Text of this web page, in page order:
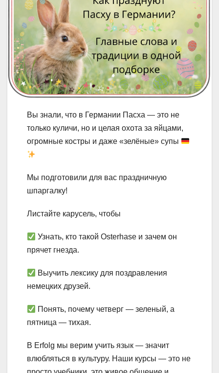
Вы знали, что в Германии Пасха — это не
только куличи, но и целая охота за яйцами,
огромные костры и даже «зелёные» супы
Мы подготовили для вас праздничную
шпаргалку!
Листайте карусель, чтобы
Узнать, кто такой Osterhase и зачем он
прячет гнезда.
Выучить лексику для поздравления
немецких друзей.
Понять, почему четверг — зеленый, а
пятница — тихая.
В Erfolg мы верим учить язык — значит
влюбляться в культуру. Наши курсы — это не